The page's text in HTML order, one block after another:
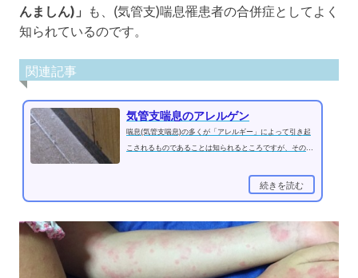
んましん)」 も、(気管支)喘息罹患者の合併症としてよく
知られているのです。
関連記事
気管支喘息のアレルゲン
喘息(気管支喘息)の多くが「アレルギー」によって引き起
こされるものであることは知られるところですが、そのア
続きを読む